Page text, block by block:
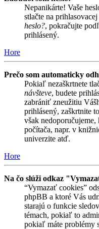
Nepanikárte! Vaše
stlačte na
heslo?, pokračujte
prihlásený.
Hore
Prečo som automaticky
Pokiaľ nezaškrtnete
návšteve, budete
zabrániť zneužitiu
prihlásený, zaškrtnite
však
počítača, napr. v
univerzite atď.
Hore
Na čo slúži odkaz
“Vymazať cookies”
phpBB a ktoré Vás
starajú o funkcie
témach, pokiaľ to
pokiaľ máte problémy